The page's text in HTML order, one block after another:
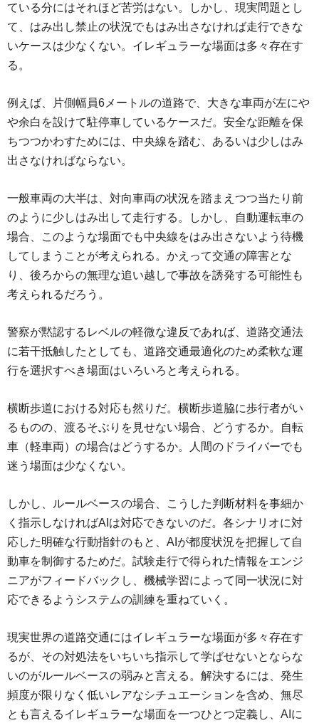
ている分にはそれほど苦労はない。しかし、現実問題とし
て、はみ出し禁止の状況でもはみ出さなければ走行できな
いケースは少なくない。イレギュラーな場面は多々存在す
る。
例えば、片側幅員6メートルの道路で、大きな車両が左にや
や余白を設けて駐停車しているケースだ。安全な距離を保
ちつつかわすためには、中央線を踏む、あるいは少しはみ
出さなければならない。
一般車両の大半は、対向車両の状況を踏まえつつ当たり前
のように少しはみ出して走行する。しかし、自動運転車の
場合、このような場面でも中央線をはみ出さないよう待機
してしまうことが考えられる。かえって交通の障害とな
り、後ろからの無理な追い越しで事故を誘発する可能性も
考えられるだろう。
警察が黙認するレベルの軽微な違反であれば、道路交通法
に若干抵触したとしても、道路交通最適化のため柔軟な運
行を選択すべき場面はいろいろと考えられる。
横断歩道における対応も然りだ。横断歩道脇に歩行者がい
るものの、渡るそぶりを見せない場合、どうするか。自転
車（軽車両）の場合はどうするか。人間のドライバーでも
迷う場面は少なくない。
しかし、ルールベースの場合、こうした判断材料を事細か
く指示しなければAIは対応できないのだ。各シナリオに対
応した明確な行動指針のもと、AIが都度状況を把握して自
動車を制御するためだ。試験走行で得られた情報をエンジ
ニアがフィードバックし、機械学習によって同一状況に対
応できるようシステムの訓練を重ねていく。
現実世界の道路交通にはイレギュラーな場面が多々存在す
るが、その対処法をいちいち指示して学ばせないとならな
いのがルールベースの弱みと言える。解決するには、発生
頻度が限りなく低いレアなシチュエーションを含め、無尽
とも言えるイレギュラーな場面を一つひとつ定義し、AIに